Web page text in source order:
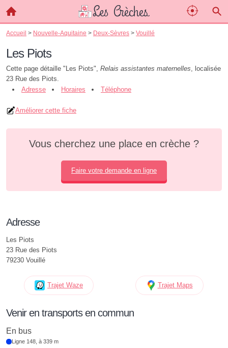
Accueil > Nouvelle-Aquitaine > Deux-Sèvres > Vouillé
Les Piots
Cette page détaille "Les Piots", Relais assistantes maternelles, localisée
23 Rue des Piots.
Adresse
Horaires Téléphone
Améliorer cette fiche
Vous cherchez une place en crèche ?
Faire votre demande en ligne
Adresse
Les Piots
23 Rue des Piots
79230 Vouillé
Trajet Waze Trajet Maps
Venir en transports en commun
En bus
Ligne 148, à 339 m